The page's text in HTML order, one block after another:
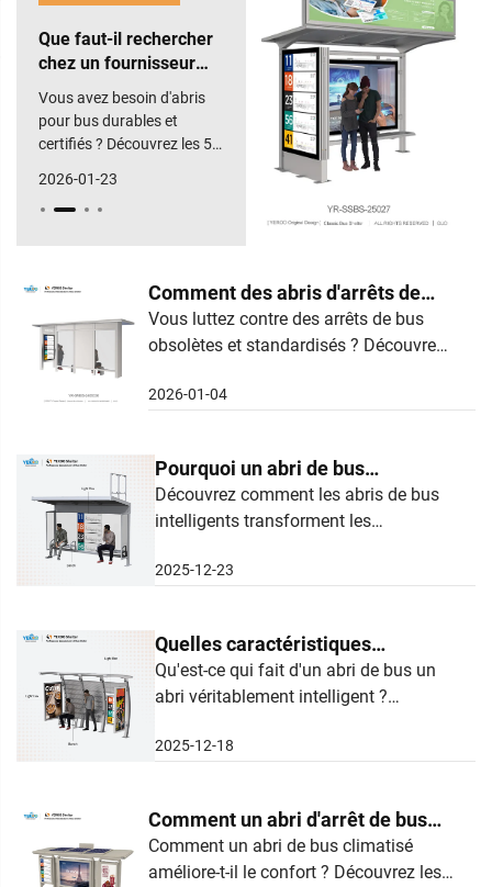
Que faut-il rechercher
chez un fournisseur
fiable d'abris pour bus
urbains ?
Vous avez besoin d'abris
pour bus durables et
certifiés ? Découvrez les 5
certifications, assistance,
rapport qualité-prix, etc.
contrôle pour fournisseurs.
2026-01-23
Comment des abris d'arrêts de
bus sur mesure peuvent-ils
répondre aux besoins spécifiques
Vous luttez contre des arrêts de bus
obsolètes et standardisés ? Découvrez
mesure résolvent les défis spécifiques
satisfaction des usagers. Obtenez des
conseils d'experts dès maintenant.
2026-01-04
Pourquoi un abri de bus
intelligent est-il l'avenir des
transports urbains
Découvrez comment les abris de bus
intelligents transforment les
données en temps réel, à une efficacité
améliorée pour les usagers. En savoir
plus.
2025-12-23
Quelles caractéristiques
définissent un abri de bus
intelligent pour les transports
Qu'est-ce qui fait d'un abri de bus un
abri véritablement intelligent ?
essentielles — allant des affichages en
modernes exigent. En savoir plus dès
maintenant.
2025-12-18
Comment un abri d'arrêt de bus
avec climatisation améliore-t-il le
confort des passagers
Comment un abri de bus climatisé
améliore-t-il le confort ? Découvrez les